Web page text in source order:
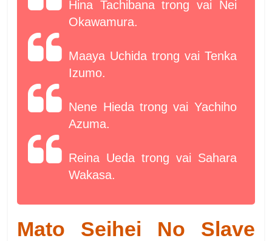
Hina Tachibana trong vai Nei
Okawamura.
Maaya Uchida trong vai Tenka
Izumo.
Nene Hieda trong vai Yachiho
Azuma.
Reina Ueda trong vai Sahara
Wakasa.
Mato Seihei No Slave